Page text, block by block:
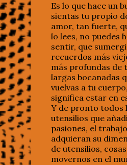
Es lo que hace un
sientas tu propio
amor, tan fuerte,
lo lees, no puedes
sentir, que
recuerdos más
más profundas de
largas bocanadas
vuelvas a tu
significa estar en
Y de pronto todos
utensilios que
pasiones, el
adquieran su
de utensilios,
movernos en el